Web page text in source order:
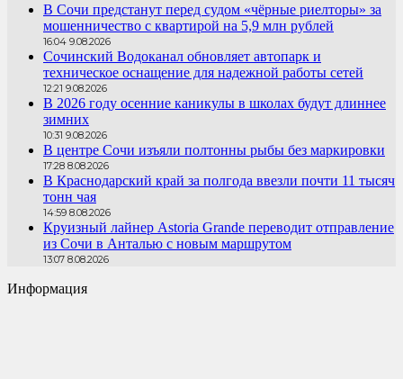
В Сочи предстанут перед судом «чёрные риелторы» за
мошенничество с квартирой на 5,9 млн рублей
16:04 9.08.2026
Сочинский Водоканал обновляет автопарк и
техническое оснащение для надежной работы сетей
12:21 9.08.2026
В 2026 году осенние каникулы в школах будут длиннее
зимних
10:31 9.08.2026
В центре Сочи изъяли полтонны рыбы без маркировки
17:28 8.08.2026
В Краснодарский край за полгода ввезли почти 11 тысяч
тонн чая
14:59 8.08.2026
Круизный лайнер Astoria Grande переводит отправление
из Сочи в Анталью с новым маршрутом
13:07 8.08.2026
Информация